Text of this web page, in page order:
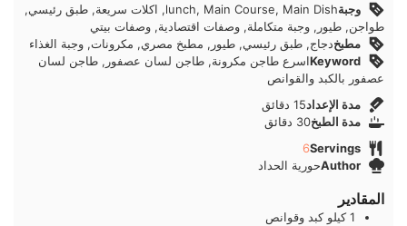
وجبة
lunch, Main Course, Main Dish, اكلات سريعة, طبق رئيسي,
طواجن, طيور, وجبة متكاملة, وصفات اقتصادية, وصفات بيتي
مطبخدجاج, طبق رئيسي, طيور, مطبخ مصري, مكرونات, وجبة الغذاء
Keywordاسرع طاجن مكرونة, طاجن لسان عصفور, طاجن لسان
عصفور بالكبد والقوانص
مدة الإعداد15دقائق
دقائق
مدة الطبخ30 دقائق
دقائق
Servings
6
Authorحورية الحداد
المقادير
1 كيلو كبد وقوانص